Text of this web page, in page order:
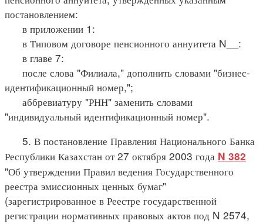
постановлением:
в приложении 1:
в Типовом договоре пенсионного аннуитета N__:
в главе 7:
после слова "Филиала," дополнить словами "бизнес-
идентификационный номер,";
аббревиатуру "РНН" заменить словами
"индивидуальный идентификационный номер".
5. В постановление Правления Национального Банка
Республики Казахстан от 27 октября 2003 года N 382
"Об утверждении Правил ведения Государственного
реестра эмиссионных ценных бумаг"
(зарегистрированное в Реестре государственной
регистрации нормативных правовых актов под N 2574,